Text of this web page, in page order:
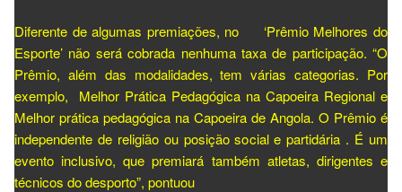
Diferente de algumas premiações, no ‘Prêmio Melhores do
Esporte’ não será cobrada nenhuma taxa de participação. “O
Prêmio, além das modalidades, tem várias categorias. Por
exemplo, Melhor Prática Pedagógica na Capoeira Regional e
Melhor prática pedagógica na Capoeira de Angola. O Prêmio é
independente de religião ou posição social e partidária . É um
evento inclusivo, que premiará também atletas, dirigentes e
técnicos do desporto”, pontuou